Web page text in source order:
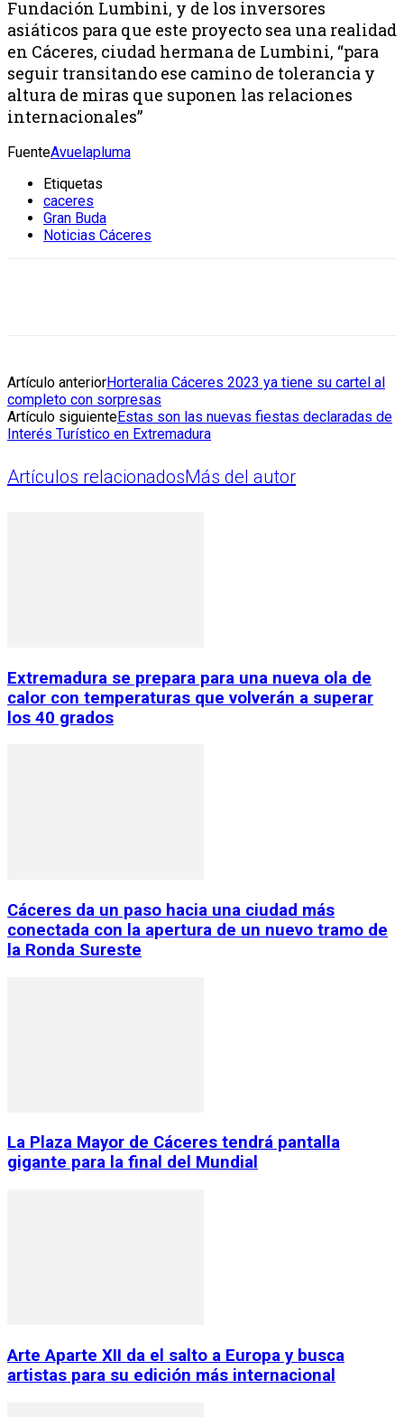
Fundación Lumbini, y de los inversores
asiáticos para que este proyecto sea una realidad
en Cáceres, ciudad hermana de Lumbini, “para
seguir transitando ese camino de tolerancia y
altura de miras que suponen las relaciones
internacionales”
FuenteAvuelapluma
Etiquetas
caceres
Gran Buda
Noticias Cáceres
Artículo anteriorHorteralia Cáceres 2023 ya tiene su cartel al
completo con sorpresas
Artículo siguienteEstas son las nuevas fiestas declaradas de
Interés Turístico en Extremadura
Artículos relacionadosMás del autor
Extremadura se prepara para una nueva ola de
calor con temperaturas que volverán a superar
los 40 grados
Cáceres da un paso hacia una ciudad más
conectada con la apertura de un nuevo tramo de
la Ronda Sureste
La Plaza Mayor de Cáceres tendrá pantalla
gigante para la final del Mundial
Arte Aparte XII da el salto a Europa y busca
artistas para su edición más internacional